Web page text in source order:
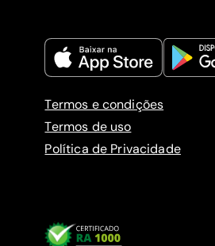
Termos e condições
Termos de uso
Política de Privacidade